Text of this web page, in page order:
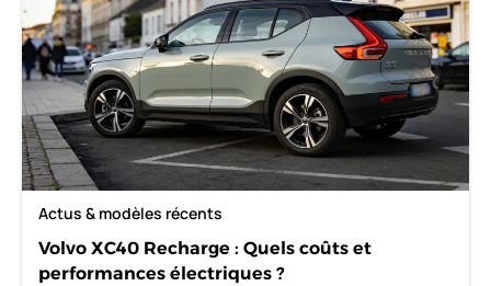
Actus & modèles récents
Volvo XC40 Recharge : Quels coûts et
performances électriques ?